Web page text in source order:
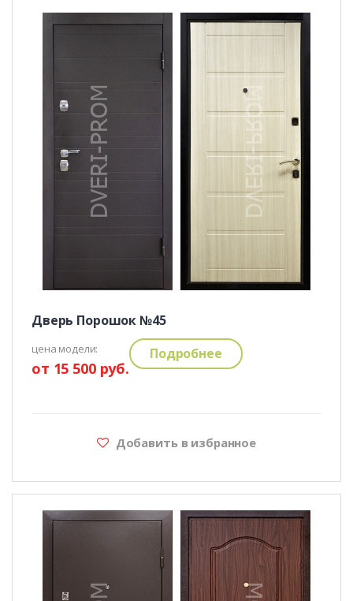
Дверь Порошок №45
цена модели:
от 15 500 руб.
Подробнее
Добавить в избранное